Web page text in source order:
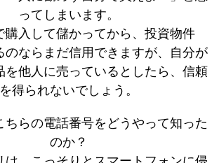
ってしまいます。
購入して儲かってから、投資物件
のならまだ信用できますが、自分が
を他人に売っているとしたら、信頼
を得られないでしょう。
ちらの電話番号をどうやって知った
のか？